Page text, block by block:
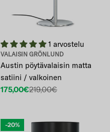
1 arvostelu
VALAISIN GRÖNLUND
Austin pöytävalaisin matta
satiini / valkoinen
Etuhinta
175,00€
Normaalihinta
219,00€
-20%